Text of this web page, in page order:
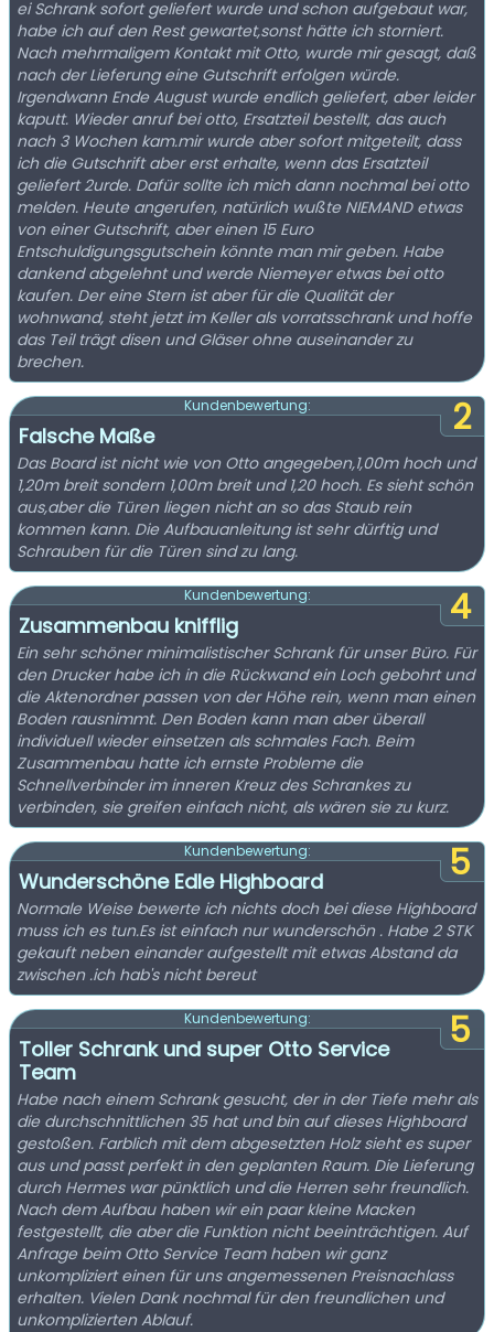
ei Schrank sofort geliefert wurde und schon aufgebaut war,
habe ich auf den Rest gewartet,sonst hätte ich storniert.
Nach mehrmaligem Kontakt mit Otto, wurde mir gesagt, daß
nach der Lieferung eine Gutschrift erfolgen würde.
Irgendwann Ende August wurde endlich geliefert, aber leider
kaputt. Wieder anruf bei otto, Ersatzteil bestellt, das auch
nach 3 Wochen kam.mir wurde aber sofort mitgeteilt, dass
ich die Gutschrift aber erst erhalte, wenn das Ersatzteil
geliefert 2urde. Dafür sollte ich mich dann nochmal bei otto
melden. Heute angerufen, natürlich wußte NIEMAND etwas
von einer Gutschrift, aber einen 15 Euro
Entschuldigungsgutschein könnte man mir geben. Habe
dankend abgelehnt und werde Niemeyer etwas bei otto
kaufen. Der eine Stern ist aber für die Qualität der
wohnwand, steht jetzt im Keller als vorratsschrank und hoffe
das Teil trägt disen und Gläser ohne auseinander zu
brechen.
2
Kundenbewertung:
Falsche Maße
Das Board ist nicht wie von Otto angegeben,1,00m hoch und
1,20m breit sondern 1,00m breit und 1,20 hoch. Es sieht schön
aus,aber die Türen liegen nicht an so das Staub rein
kommen kann. Die Aufbauanleitung ist sehr dürftig und
Schrauben für die Türen sind zu lang.
4
Kundenbewertung:
Zusammenbau knifflig
Ein sehr schöner minimalistischer Schrank für unser Büro. Für
den Drucker habe ich in die Rückwand ein Loch gebohrt und
die Aktenordner passen von der Höhe rein, wenn man einen
Boden rausnimmt. Den Boden kann man aber überall
individuell wieder einsetzen als schmales Fach. Beim
Zusammenbau hatte ich ernste Probleme die
Schnellverbinder im inneren Kreuz des Schrankes zu
verbinden, sie greifen einfach nicht, als wären sie zu kurz.
5
Kundenbewertung:
Wunderschöne Edle Highboard
Normale Weise bewerte ich nichts doch bei diese Highboard
muss ich es tun.Es ist einfach nur wunderschön . Habe 2 STK
gekauft neben einander aufgestellt mit etwas Abstand da
zwischen .ich hab's nicht bereut
5
Kundenbewertung:
Toller Schrank und super Otto Service
Team
Habe nach einem Schrank gesucht, der in der Tiefe mehr als
die durchschnittlichen 35 hat und bin auf dieses Highboard
gestoßen. Farblich mit dem abgesetzten Holz sieht es super
aus und passt perfekt in den geplanten Raum. Die Lieferung
durch Hermes war pünktlich und die Herren sehr freundlich.
Nach dem Aufbau haben wir ein paar kleine Macken
festgestellt, die aber die Funktion nicht beeinträchtigen. Auf
Anfrage beim Otto Service Team haben wir ganz
unkompliziert einen für uns angemessenen Preisnachlass
erhalten. Vielen Dank nochmal für den freundlichen und
unkomplizierten Ablauf.